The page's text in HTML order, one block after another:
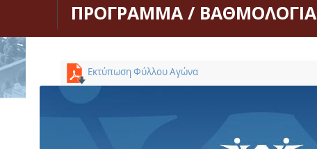
ΠΡΟΓΡΑΜΜΑ / ΒΑΘΜΟΛΟΓΙΑ
Εκτύπωση Φύλλου Αγώνα